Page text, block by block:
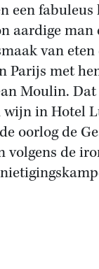
een
aardige man
van
Parijs met
Moulin. Dat
wijn in Hotel
oorlog de
volgens de